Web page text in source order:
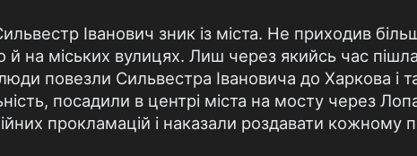
Іванович зник із міста. Не приходив
й на міських вулицях. Лиш через якийсь час
повезли Сильвестра Івановича до Харкова і
посадили в центрі міста на мосту через
прокламацій і наказали роздавати кожному